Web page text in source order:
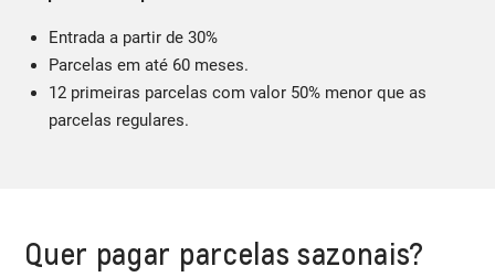
Entrada a partir de 30%
Parcelas em até 60 meses.
12 primeiras parcelas com valor 50% menor que as
parcelas regulares.
Quer pagar parcelas sazonais?